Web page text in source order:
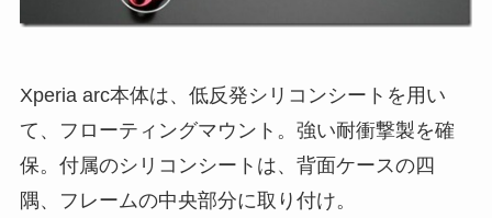
Xperia arc本体は、低反発シリコンシートを用い
て、フローティングマウント。強い耐衝撃製を確
保。付属のシリコンシートは、背面ケースの四
隅、フレームの中央部分に取り付け。